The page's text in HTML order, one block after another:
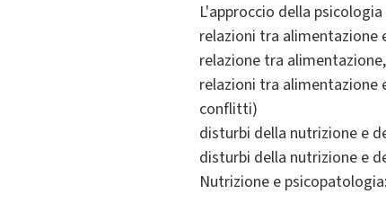
L'approccio della
relazioni tra alimentazione
relazione tra
relazioni tra alimentazione
conflitti)
disturbi della nutrizione e
disturbi della nutrizione e
Nutrizione e